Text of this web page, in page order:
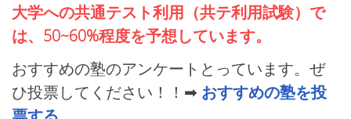
大学への共通テスト利用（共テ利用試験）で
は、50~60%程度を予想しています。
おすすめの塾のアンケートとっています。ぜ
ひ投票してください！！➡ おすすめの塾を投